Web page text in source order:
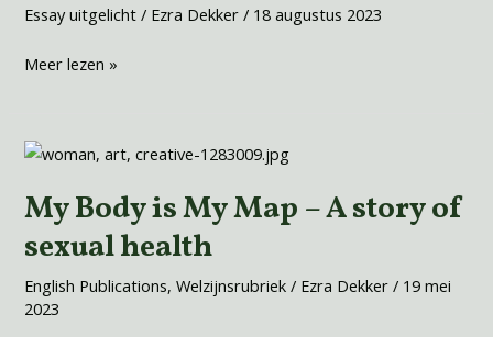
Essay uitgelicht / Ezra Dekker/ 18 augustus 2023
Portret
Meer lezen »
My Body is My Map – A story of
sexual health
English Publications,Welzijnsrubriek / Ezra Dekker/ 19 mei
2023
My
is
Map
–
A